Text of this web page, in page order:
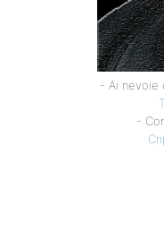
- Ai nevoie
-